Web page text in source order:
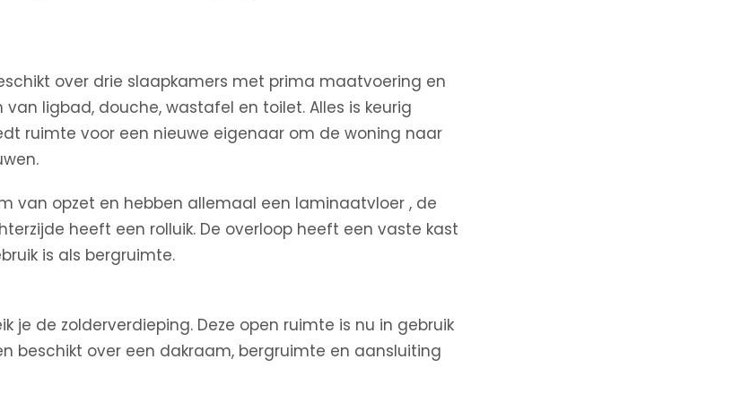
over drie slaapkamers met prima maatvoering en
ligbad, douche, wastafel en toilet. Alles is keurig
ruimte voor een nieuwe eigenaar om de woning naar
van opzet en hebben allemaal een laminaatvloer , de
heeft een rolluik. De overloop heeft een vaste kast
is als bergruimte.
je de zolderverdieping. Deze open ruimte is nu in gebruik
beschikt over een dakraam, bergruimte en aansluiting